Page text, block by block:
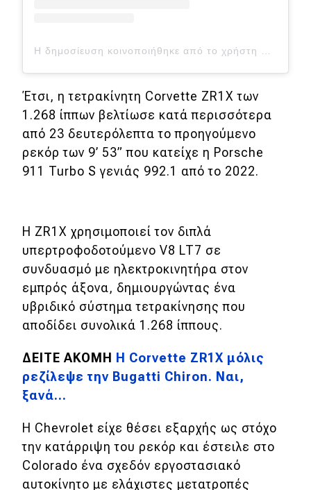
Χρηστικά
Συμβουλές
ΚΤΕΟ
Οδική βοήθεια
Έτσι, η τετρακίνητη Corvette ZR1X των
1.268 ίππων βελτίωσε κατά περισσότερα
από 23 δευτερόλεπτα το προηγούμενο
ρεκόρ των 9’ 53” που κατείχε η Porsche
911 Turbo S γενιάς 992.1 από το 2022.
Η ZR1X χρησιμοποιεί τον διπλά
υπερτροφοδοτούμενο V8 LT7 σε
συνδυασμό με ηλεκτροκινητήρα στον
εμπρός άξονα, δημιουργώντας ένα
υβριδικό σύστημα τετρακίνησης που
αποδίδει συνολικά 1.268 ίππους.
ΔΕΙΤΕ ΑΚΟΜΗ Η Corvette ZR1X μόλις
ρεζίλεψε την Bugatti Chiron. Ναι,
ξανά...
Η Chevrolet είχε θέσει εξαρχής ως στόχο
την κατάρριψη του ρεκόρ και έστειλε στο
Colorado ένα σχεδόν εργοστασιακό
αυτοκίνητο με ελάχιστες μετατροπές